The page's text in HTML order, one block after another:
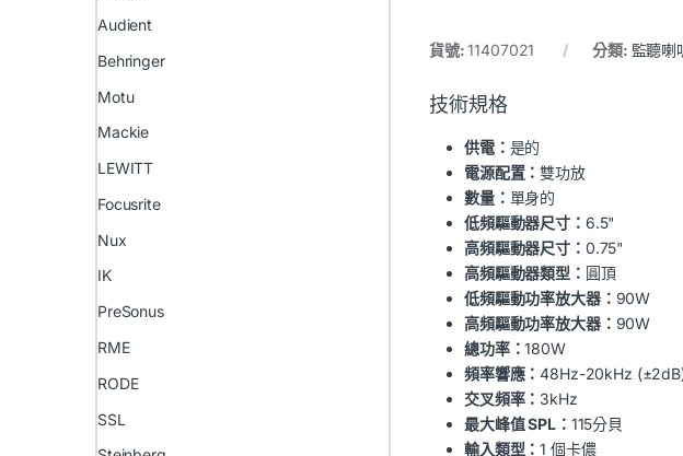
貨號:11407021 分類: 監聽喇
技術規格
供電： 是的
電源配置：雙功放
數量： 單身的
低頻驅動器尺寸： 6.5"
高頻驅動器尺寸： 0.75"
高頻驅動器類型： 圓頂
低頻驅動功率放大器： 90W
高頻驅動功率放大器： 90W
總功率：180W
頻率響應：48Hz-20kHz
交叉頻率： 3kHz
最大峰值 SPL： 115分貝
輸入類型：1 個卡儂
Audient
Behringer
Motu
Mackie
LEWITT
Focusrite
Nux
IK
PreSonus
RME
RODE
SSL